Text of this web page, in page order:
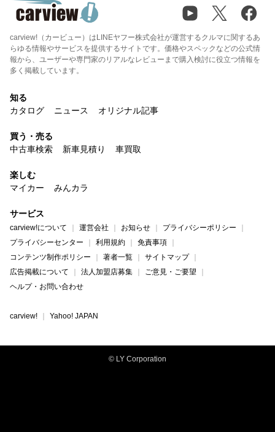
carview!（カービュー）はLINEヤフー株式会社が運営するクルマに関するあ
らゆる情報やサービスを提供するサイトです。価格やスペックなどの公式情
報から、ユーザーや専門家のリアルなレビューまで購入検討に役立つ情報を
多く掲載しています。
知る
カタログ
ニュース オリジナル記事
買う・売る
中古車検索
新車見積り 車買取
楽しむ
マイカー
みんカラ
サービス
carview!について 運営会社 お知らせ
プライバシーポリシー
プライバシーセンター
利用規約
免責事項
コンテンツ制作ポリシー
著者一覧
サイトマップ
広告掲載について
法人加盟店募集
ご意見・ご要望
ヘルプ・お問い合わせ
carview! Yahoo! JAPAN
© LY Corporation